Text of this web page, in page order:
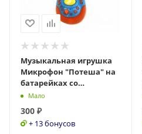
Музыкальная игрушка
Микрофон "Потеша" на
батарейках со
световыми и звуковыми
арт
Мало
300 ₽
+ 13 бонусов